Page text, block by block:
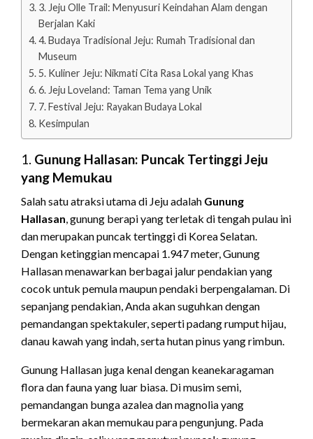
3. Jeju Olle Trail: Menyusuri Keindahan Alam dengan
Berjalan Kaki
4. Budaya Tradisional Jeju: Rumah Tradisional dan
Museum
5. Kuliner Jeju: Nikmati Cita Rasa Lokal yang Khas
6. Jeju Loveland: Taman Tema yang Unik
7. Festival Jeju: Rayakan Budaya Lokal
Kesimpulan
1. Gunung Hallasan: Puncak Tertinggi Jeju
yang Memukau
Salah satu atraksi utama di Jeju adalah Gunung
Hallasan, gunung berapi yang terletak di tengah pulau ini
dan merupakan puncak tertinggi di Korea Selatan.
Dengan ketinggian mencapai 1.947 meter, Gunung
Hallasan menawarkan berbagai jalur pendakian yang
cocok untuk pemula maupun pendaki berpengalaman. Di
sepanjang pendakian, Anda akan suguhkan dengan
pemandangan spektakuler, seperti padang rumput hijau,
danau kawah yang indah, serta hutan pinus yang rimbun.
Gunung Hallasan juga kenal dengan keanekaragaman
flora dan fauna yang luar biasa. Di musim semi,
pemandangan bunga azalea dan magnolia yang
bermekaran akan memukau para pengunjung. Pada